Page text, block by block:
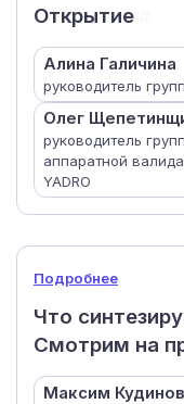
Открытие
Алина Галичина
руководитель
Олег
руководитель
аппаратной
YADRO
Подробнее
Что
Смотрим на
Максим Кудинов